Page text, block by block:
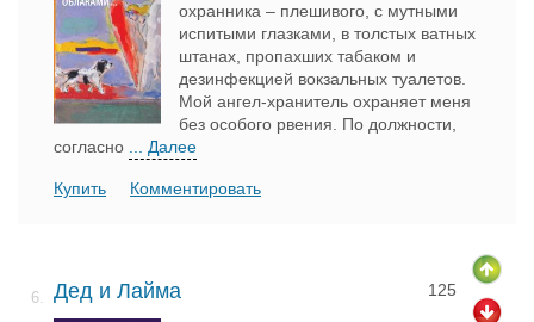
охранника – плешивого, с мутными
испитыми глазками, в толстых ватных
штанах, пропахших табаком и
дезинфекцией вокзальных туалетов.
Мой ангел-хранитель охраняет меня
без особого рвения. По должности,
согласно
... Далее
Купить Комментировать
6. Дед и Лайма 125